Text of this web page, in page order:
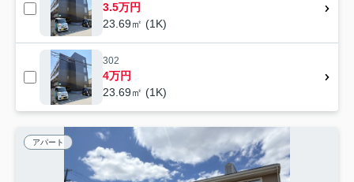
3.5万円
23.69㎡ (1K)
302
4万円
23.69㎡ (1K)
アパート